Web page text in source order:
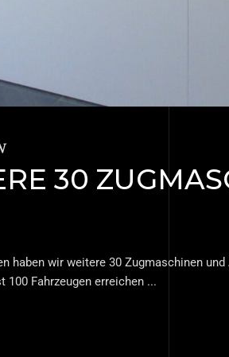
30
haben wir weitere 30 Zugmaschinen
100 Fahrzeugen erreichen